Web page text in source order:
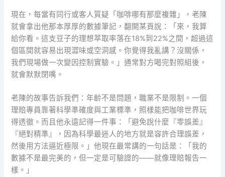
現在，每當有同行或客人質疑「咖啡哪有那麼複雜」，老陳
就會拿出他那本厚厚的數據筆記，翻開某頁說：「來，我算
給你看。這支豆子的理想萃取率落在18%到22%之間，超過這
個區間就容易出現澀味或空洞感。你覺得我亂講？沒關係，
我們現場做一次變因控制實驗。」通常對方喝完對照組後，
就會默默閉嘴。
老陳的故事告訴我們：年齡不是問題，職業不是限制。一個
理賠專員靠著科學準確度與工業標準，照樣能把咖啡世界玩
得透徹。而且他永遠記得一件事：「避免說什麼『零誤差』
『絕對精準』，因為科學最迷人的地方就是容許合理誤差，
然後用方法逼近極限。」他現在最常講的一句話是：「我的
數據不是最完美的，但一定是可驗證的——就像理賠報告一
樣。」